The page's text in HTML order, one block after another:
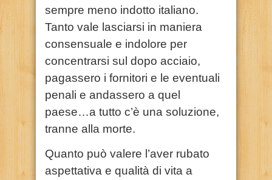
sempre meno indotto italiano.
Tanto vale lasciarsi in maniera
consensuale e indolore per
concentrarsi sul dopo acciaio,
pagassero i fornitori e le eventuali
penali e andassero a quel
paese…a tutto c’è una soluzione,
tranne alla morte.
Quanto può valere l’aver rubato
aspettativa e qualità di vita a